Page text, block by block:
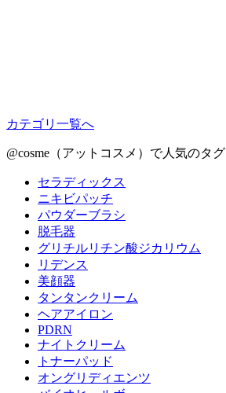
カテゴリ一覧へ
@cosme（アットコスメ）で人気のタグ
セラディックス
ニキビパッチ
パウダーブラシ
脱毛器
グリチルリチン酸ジカリウム
リデンス
美顔器
タンタンクリーム
ヘアアイロン
PDRN
ナイトクリーム
トナーパッド
オングリディエンツ